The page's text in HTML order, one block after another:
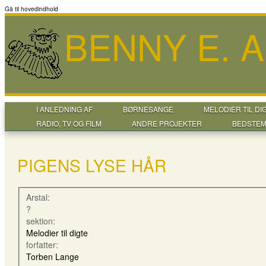
Gå til hovedindhold
BENNY E.
I ANLEDNING AF BØRNESANGE
MELODIER TIL
RADIO, TV OG FILM
ANDRE PROJEKTER
PIGENS LYSE HÅR
Arstal:
?
sektion:
Melodier til digte
forfatter:
Torben Lange